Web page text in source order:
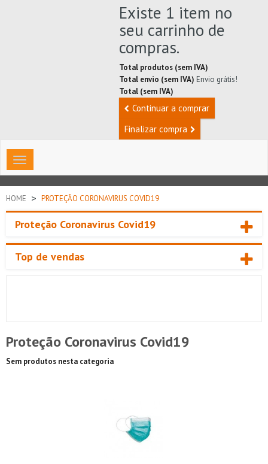
Existe 1 item no
seu carrinho de
compras.
Total produtos (sem IVA)
Total envio (sem IVA) Envio grátis!
Total (sem IVA)
Continuar a comprar
Finalizar compra
Toggle
navigation
HOME > PROTEÇÃO CORONAVIRUS COVID19
Proteção Coronavirus Covid19
Top de vendas
Proteção Coronavirus Covid19
Sem produtos nesta categoria